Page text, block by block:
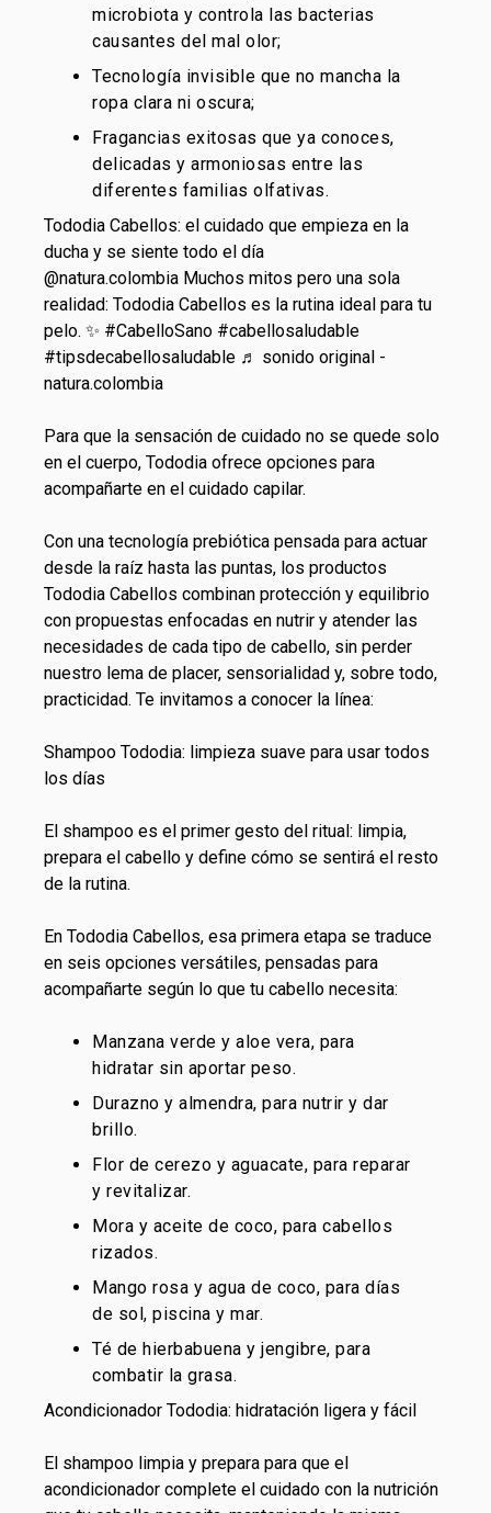
microbiota y controla las bacterias
causantes del mal olor;
Tecnología invisible que no mancha la
ropa clara ni oscura;
Fragancias exitosas que ya conoces,
delicadas y armoniosas entre las
diferentes familias olfativas.
Tododia Cabellos: el cuidado que empieza en la
ducha y se siente todo el día
@natura.colombia Muchos mitos pero una sola
realidad: Tododia Cabellos es la rutina ideal para tu
pelo. ✨ #CabelloSano #cabellosaludable
#tipsdecabellosaludable ♬ sonido original -
natura.colombia
Para que la sensación de cuidado no se quede solo
en el cuerpo, Tododia ofrece opciones para
acompañarte en el cuidado capilar.
Con una tecnología prebiótica pensada para actuar
desde la raíz hasta las puntas, los productos
Tododia Cabellos combinan protección y equilibrio
con propuestas enfocadas en nutrir y atender las
necesidades de cada tipo de cabello, sin perder
nuestro lema de placer, sensorialidad y, sobre todo,
practicidad. Te invitamos a conocer la línea:
Shampoo Tododia: limpieza suave para usar todos
los días
El shampoo es el primer gesto del ritual: limpia,
prepara el cabello y define cómo se sentirá el resto
de la rutina.
En Tododia Cabellos, esa primera etapa se traduce
en seis opciones versátiles, pensadas para
acompañarte según lo que tu cabello necesita:
Manzana verde y aloe vera, para
hidratar sin aportar peso.
Durazno y almendra, para nutrir y dar
brillo.
Flor de cerezo y aguacate, para reparar
y revitalizar.
Mora y aceite de coco, para cabellos
rizados.
Mango rosa y agua de coco, para días
de sol, piscina y mar.
Té de hierbabuena y jengibre, para
combatir la grasa.
Acondicionador Tododia: hidratación ligera y fácil
El shampoo limpia y prepara para que el
acondicionador complete el cuidado con la nutrición